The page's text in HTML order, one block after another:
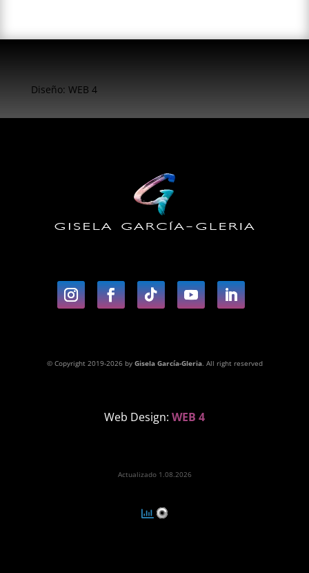
Diseño: WEB 4
© Copyright 2019-2026 by Gisela García-Gleria. All right reserved
Web Design: WEB 4
Actualizado 1.08.2026